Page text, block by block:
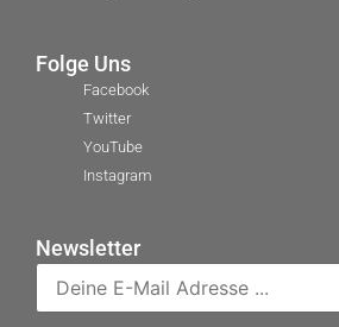
Folge Uns
Facebook
Twitter
YouTube
Instagram
Newsletter